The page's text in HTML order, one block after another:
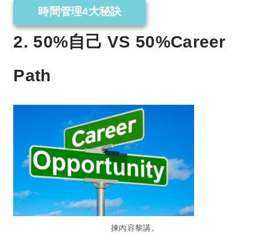
時間管理4大秘訣
2. 50%自己 VS 50%Career
Path
揀內容黎講。